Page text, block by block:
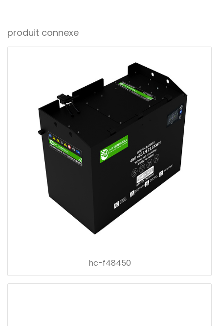
produit connexe
hc-f48450